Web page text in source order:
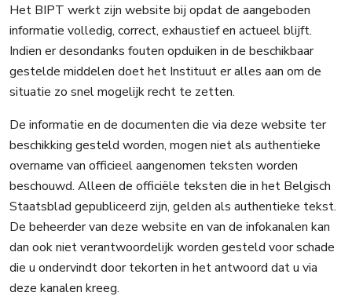
Het BIPT werkt zijn website bij opdat de aangeboden
informatie volledig, correct, exhaustief en actueel blijft.
Indien er desondanks fouten opduiken in de beschikbaar
gestelde middelen doet het Instituut er alles aan om de
situatie zo snel mogelijk recht te zetten.
De informatie en de documenten die via deze website ter
beschikking gesteld worden, mogen niet als authentieke
overname van officieel aangenomen teksten worden
beschouwd. Alleen de officiële teksten die in het Belgisch
Staatsblad gepubliceerd zijn, gelden als authentieke tekst.
De beheerder van deze website en van de infokanalen kan
dan ook niet verantwoordelijk worden gesteld voor schade
die u ondervindt door tekorten in het antwoord dat u via
deze kanalen kreeg.